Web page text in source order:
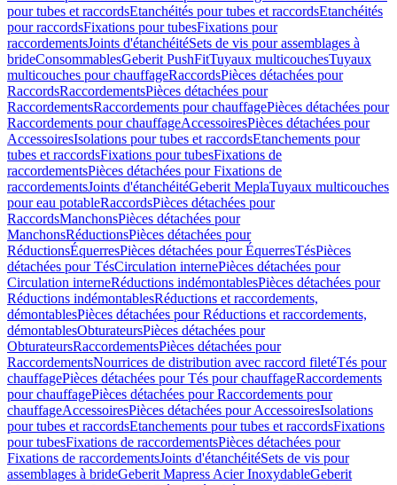
pour tubes et raccordsEtanchéités pour tubes et raccordsEtanchéités
pour raccordsFixations pour tubesFixations pour
raccordementsJoints d'étanchéitéSets de vis pour assemblages à
brideConsommablesGeberit PushFitTuyaux multicouchesTuyaux
multicouches pour chauffageRaccordsPièces détachées pour
RaccordsRaccordementsPièces détachées pour
RaccordementsRaccordements pour chauffagePièces détachées pour
Raccordements pour chauffageAccessoiresPièces détachées pour
AccessoiresIsolations pour tubes et raccordsEtanchements pour
tubes et raccordsFixations pour tubesFixations de
raccordementsPièces détachées pour Fixations de
raccordementsJoints d'étanchéitéGeberit MeplaTuyaux multicouches
pour eau potableRaccordsPièces détachées pour
RaccordsManchonsPièces détachées pour
ManchonsRéductionsPièces détachées pour
RéductionsÉquerresPièces détachées pour ÉquerresTésPièces
détachées pour TésCirculation internePièces détachées pour
Circulation interneRéductions indémontablesPièces détachées pour
Réductions indémontablesRéductions et raccordements,
démontablesPièces détachées pour Réductions et raccordements,
démontablesObturateursPièces détachées pour
ObturateursRaccordementsPièces détachées pour
RaccordementsNourrices de distribution avec raccord filetéTés pour
chauffagePièces détachées pour Tés pour chauffageRaccordements
pour chauffagePièces détachées pour Raccordements pour
chauffageAccessoiresPièces détachées pour AccessoiresIsolations
pour tubes et raccordsEtanchements pour tubes et raccordsFixations
pour tubesFixations de raccordementsPièces détachées pour
Fixations de raccordementsJoints d'étanchéitéSets de vis pour
assemblages à brideGeberit Mapress Acier InoxydableGeberit